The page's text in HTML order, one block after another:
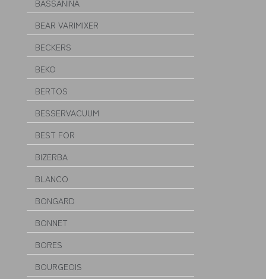
BASSANINA
BEAR VARIMIXER
BECKERS
BEKO
BERTOS
BESSERVACUUM
BEST FOR
BIZERBA
BLANCO
BONGARD
BONNET
BORES
BOURGEOIS